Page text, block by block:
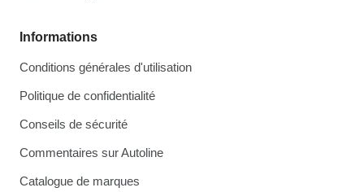
Informations
Conditions générales d'utilisation
Politique de confidentialité
Conseils de sécurité
Commentaires sur Autoline
Catalogue de marques